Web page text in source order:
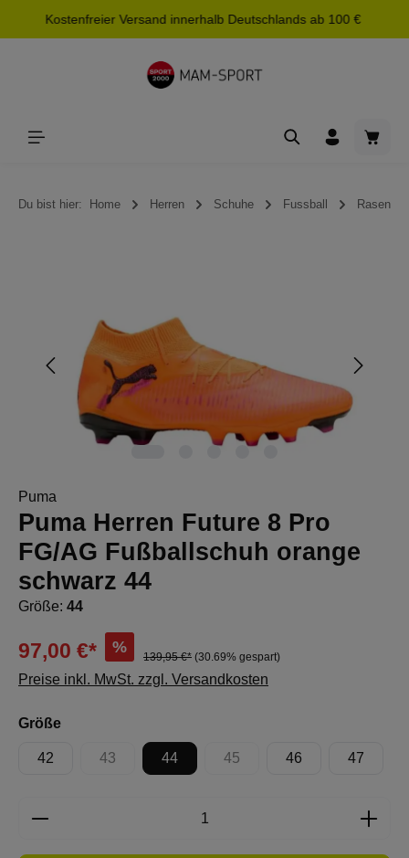
springen
Kostenfreier Versand innerhalb Deutschlands ab 100 €
Du bist hier: Home Herren Schuhe Fussball Rasen
Puma
Puma Herren Future 8 Pro
FG/AG Fußballschuh orange
schwarz 44
Größe: 44
97,00 €* %
139,95 €* (30.69% gespart)
Preise inkl. MwSt. zzgl. Versandkosten
Größeauswählen
42 43
(Diese Option ist zurzeit nicht verfügbar.)
44 45
(Diese Option ist zurzeit nicht
46 47
Produkt Anzahl: Gib den gewünschten